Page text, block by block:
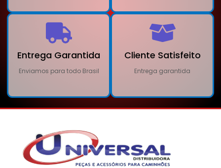
Entrega Garantida
Enviamos para todo Brasil
Cliente Satisfeito
Entrega garantida